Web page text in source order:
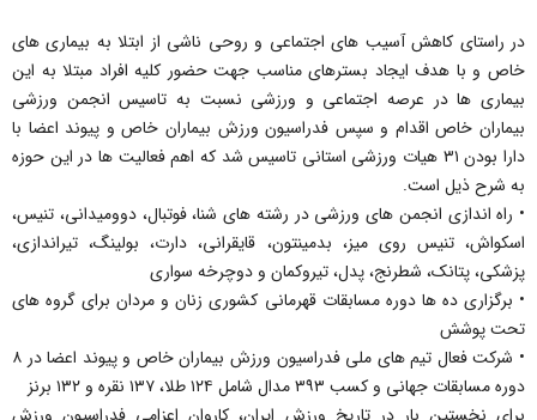
در راستای کاهش آسیب های اجتماعی و روحی ناشی از ابتلا به بیماری های
خاص و با هدف ایجاد بسترهای مناسب جهت حضور کلیه افراد مبتلا به این
بیماری ها در عرصه اجتماعی و ورزشی نسبت به تاسیس انجمن ورزشی
بیماران خاص اقدام و سپس فدراسیون ورزش بیماران خاص و پیوند اعضا با
دارا بودن ۳۱ هیات ورزشی استانی تاسیس شد که اهم فعالیت ها در این حوزه
به شرح ذیل است.
• راه اندازی انجمن های ورزشی در رشته های شنا، فوتبال، دوومیدانی، تنیس،
اسکواش، تنیس روی میز، بدمینتون، قایقرانی، دارت، بولینگ، تیراندازی،
پزشکی، پتانک، شطرنج، پدل، تیروکمان و دوچرخه سواری
• برگزاری ده ها دوره مسابقات قهرمانی کشوری زنان و مردان برای گروه های
تحت پوشش
• شرکت فعال تیم های ملی فدراسیون ورزش بیماران خاص و پیوند اعضا در ۸
دوره مسابقات جهانی و کسب ۳۹۳ مدال شامل ۱۲۴ طلا، ۱۳۷ نقره و ۱۳۲ برنز